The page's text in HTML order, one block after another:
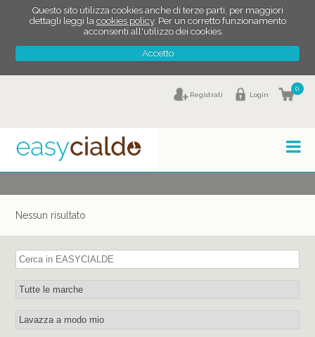
Questo sito utilizza cookies anche di terze parti, per maggiori
dettagli leggi la cookies policy. Per un corretto funzionamento
acconsenti all'utilizzo dei cookies.
Accetto
0
Login
Registrati
Nessun risultato